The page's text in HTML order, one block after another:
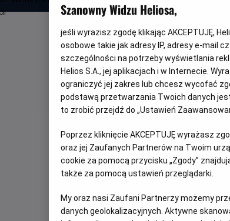
NAPISY
Szanowny Widzu Heliosa,
jeśli wyrazisz zgodę klikając AKCEPTUJĘ,
osobowe takie jak adresy IP, adresy e-mail
szczególności na potrzeby wyświetlania
Helios S.A., jej aplikacjach i w Internecie.
ograniczyć jej zakres lub chcesz wycofać
podstawą przetwarzania Twoich danych
to zrobić przejdź do „Ustawień
Poprzez kliknięcie AKCEPTUJĘ wyrażasz
oraz jej Zaufanych Partnerów na Twoim
cookie za pomocą przycisku „Zgody”
także za pomocą ustawień przeglądarki.
My oraz nasi Zaufani Partnerzy możemy
danych geolokalizacyjnych. Aktywne